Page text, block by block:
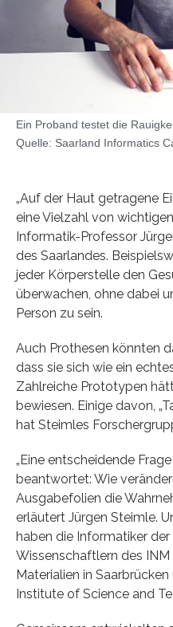
Ein Proband testet die
Quelle: Saarland Informatics
„Auf der Haut getragene
eine Vielzahl von
Informatik-Professor
des Saarlandes.
jeder Körperstelle den
überwachen, ohne dabei
Person zu sein.
Auch Prothesen könnten
dass sie sich wie ein
Zahlreiche Prototypen
bewiesen. Einige davon,
hat Steimles
„Eine entscheidende
beantwortet: Wie
Ausgabefolien die
erläutert Jürgen Steimle.
haben die Informatiker der
Wissenschaftlern des
Materialien in
Institute of Science and